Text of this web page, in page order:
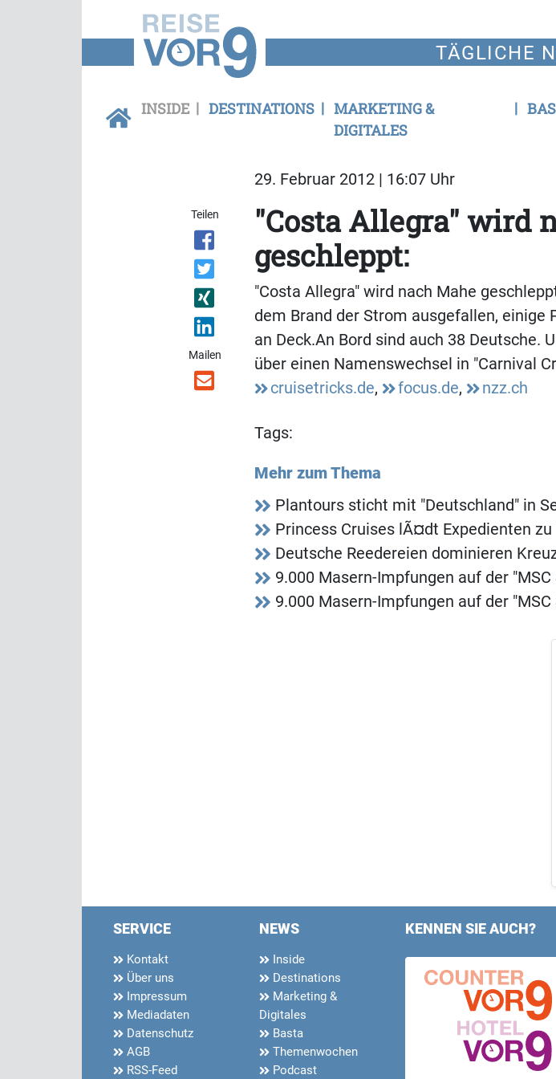
TÄGLICHE
INSIDE DESTINATIONS
MARKETING &
DIGITALES
29. Februar 2012 | 16:07 Uhr
Teilen
Mailen
"Costa Allegra" wird
geschleppt:
"Costa Allegra" wird nach Mahe
dem Brand der Strom ausgefallen, einige
an Deck.An Bord sind auch 38 Deutsche.
über einen Namenswechsel in "Carnival
cruisetricks.de, focus.de, nzz.ch
Tags:
Mehr zum Thema
Plantours sticht mit "Deutschland" in
Princess Cruises lÃ¤dt Expedienten
Deutsche Reedereien dominieren
9.000 Masern-Impfungen auf der "MSC
9.000 Masern-Impfungen auf der "MSC
SERVICE
Kontakt
Über uns
Impressum
Mediadaten
Datenschutz
AGB
RSS-Feed
NEWS
Inside
Destinations
Marketing &
Digitales
Basta
Themenwochen
Podcast
KENNEN SIE AUCH?